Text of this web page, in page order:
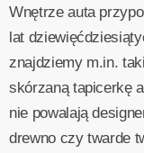
Wnętrze auta
lat
znajdziemy m.in.
skórzaną tapicerkę
nie powalają
drewno czy twarde